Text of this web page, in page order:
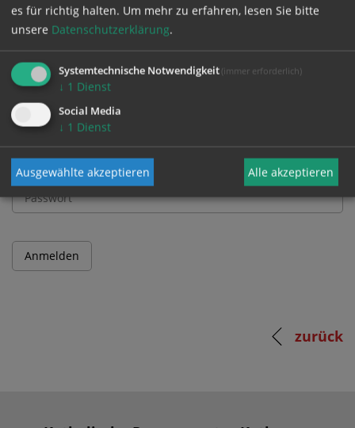
Bitte melden Sie sich mit Ihrem Benutzernamen
und Passwort an.
Benutzername
Passwort
zurück
es für richtig halten. Um mehr zu erfahren, lesen Sie bitte
unsere Datenschutzerklärung.
Systemtechnische Notwendigkeit (immer erforderlich)
↓ 1 Dienst
Social Media
↓ 1 Dienst
Ausgewählte akzeptieren Alle akzeptieren